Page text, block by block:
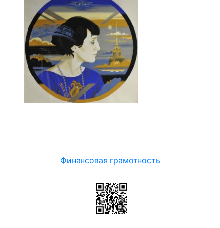
Финансовая грамотность